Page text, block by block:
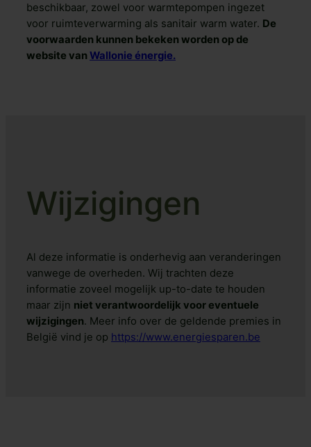
beschikbaar, zowel voor warmtepompen ingezet
voor ruimteverwarming als sanitair warm water. De
voorwaarden kunnen bekeken worden op de
website van Wallonie énergie.
Wijzigingen
Al deze informatie is onderhevig aan veranderingen
vanwege de overheden. Wij trachten deze
informatie zoveel mogelijk up-to-date te houden
maar zijn niet verantwoordelijk voor eventuele
wijzigingen. Meer info over de geldende premies in
België vind je op https://www.energiesparen.be